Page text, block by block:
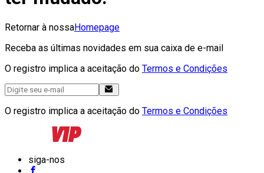
Retornar à nossaHomepage
Receba as últimas novidades em sua caixa de e-mail
O registro implica a aceitação do Termos e Condições
O registro implica a aceitação do Termos e Condições
siga-nos